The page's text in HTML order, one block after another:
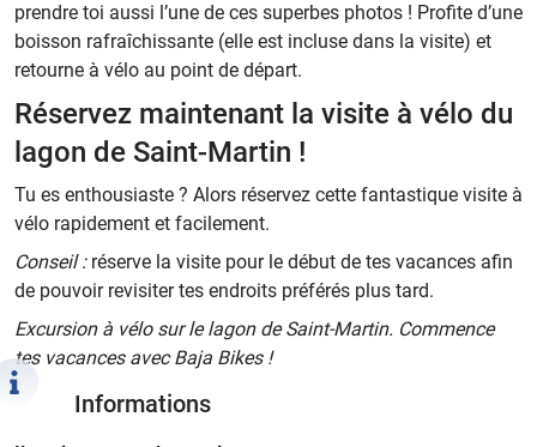
prendre toi aussi l’une de ces superbes photos ! Profite d’une
boisson rafraîchissante (elle est incluse dans la visite) et
retourne à vélo au point de départ.
Réservez maintenant la visite à vélo du
lagon de Saint-Martin !
Tu es enthousiaste ? Alors réservez cette fantastique visite à
vélo rapidement et facilement.
Conseil :réserve la visite pour le début de tes vacances afin
de pouvoir revisiter tes endroits préférés plus tard.
Excursion à vélo sur le lagon de Saint-Martin. Commence
tes vacances avec Baja Bikes !
Informations